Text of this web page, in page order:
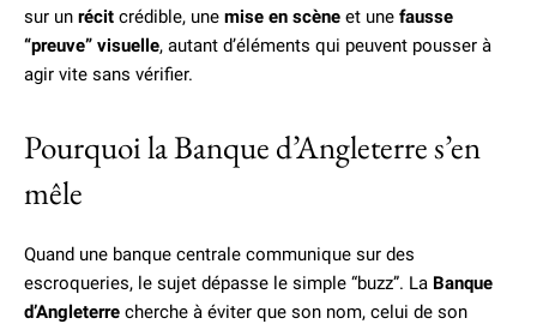
sur un récit crédible, une mise en scène et une fausse
“preuve” visuelle, autant d’éléments qui peuvent pousser à
agir vite sans vérifier.
Pourquoi la Banque d’Angleterre s’en
mêle
Quand une banque centrale communique sur des
escroqueries, le sujet dépasse le simple “buzz”. La Banque
d’Angleterre cherche à éviter que son nom, celui de son